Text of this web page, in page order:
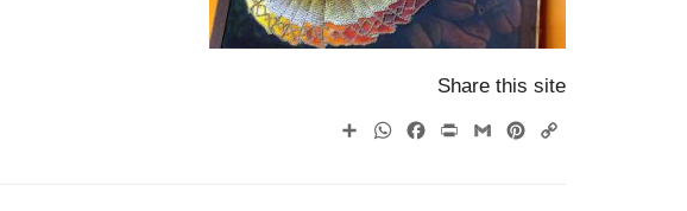
Share this site
Copy
Pinterest
Gmail
Print
Facebook
WhatsApp